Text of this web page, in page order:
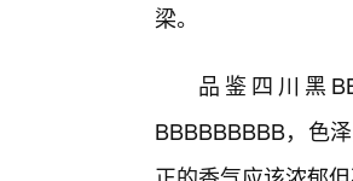
梁。
品鉴四川黑
BBBBBBBBB，色